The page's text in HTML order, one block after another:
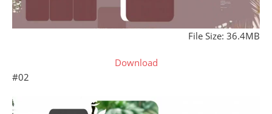
File Size: 36.4MB
Download
#02